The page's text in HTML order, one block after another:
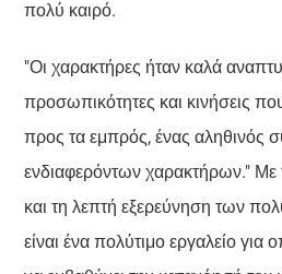
πολύ καιρό.
"Οι χαρακτήρες ήταν καλά
προσωπικότητες και κινήσεις
προς τα εμπρός, ένας αληθινός
ενδιαφερόντων χαρακτήρων." Με
και τη λεπτή εξερεύνηση των
είναι ένα πολύτιμο εργαλείο για